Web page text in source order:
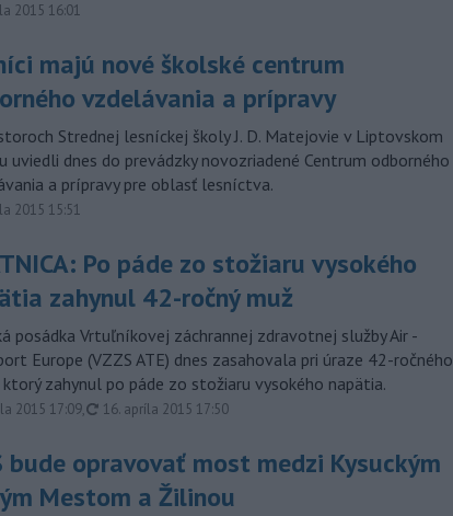
2015 16:01
majú nové školské centrum
vzdelávania a prípravy
Strednej lesníckej školy J. D. Matejovie v Liptovskom
uviedli dnes do prevádzky novozriadené Centrum odborného
a prípravy pre oblasť lesníctva.
2015 15:51
Po páde zo stožiaru vysokého
zahynul 42-ročný muž
posádka Vrtuľníkovej záchrannej zdravotnej služby Air -
Europe (VZZS ATE) dnes zasahovala pri úraze 42-ročného
ktorý zahynul po páde zo stožiaru vysokého napätia.
2015 17:09, aktualizované
16. apríla 2015 17:50
bude opravovať most medzi Kysuckým
Mestom a Žilinou